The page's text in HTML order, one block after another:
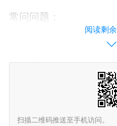
常问问题：
下载激活且在【工具】找到插
要的功能。
阅读剩
扫描二维码推送至手机访问。